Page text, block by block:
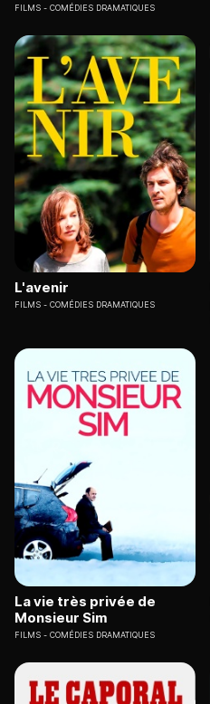
FILMS COMÉDIES DRAMATIQUES
L'avenir
FILMS COMÉDIES DRAMATIQUES
La vie très privée de
Monsieur Sim
FILMS COMÉDIES DRAMATIQUES